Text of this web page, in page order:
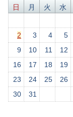
日 月 火 水
2
3 4 5
9
10 11 12
16
17 18 19
23
24 25 26
30
31